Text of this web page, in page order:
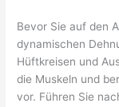
Bevor Sie auf den
dynamischen
Hüftkreisen und
die Muskeln und
vor. Führen Sie